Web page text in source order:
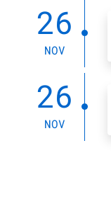
26
NOV
26
NOV